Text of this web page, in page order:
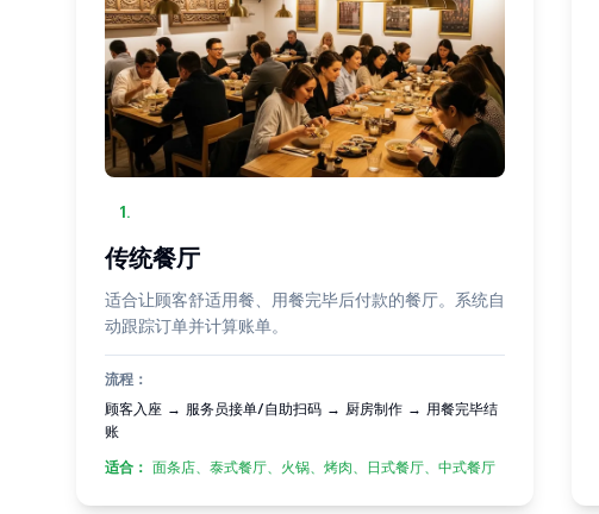
1.
传统餐厅
适合让顾客舒适用餐、用餐完毕后付款的餐厅。系统自
动跟踪订单并计算账单。
流程：
顾客入座 → 服务员接单/自助扫码 → 厨房制作 → 用餐完毕结
账
适合： 面条店、泰式餐厅、火锅、烤肉、日式餐厅、中式餐厅